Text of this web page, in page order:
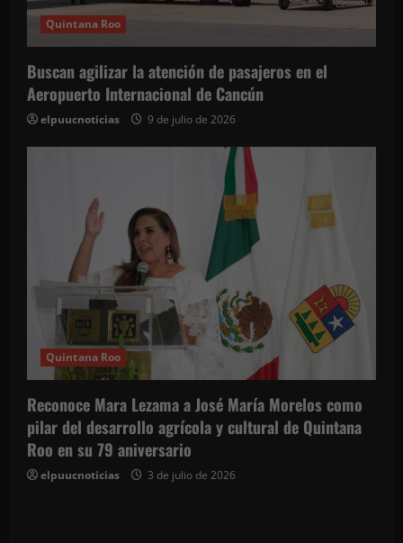
Quintana Roo
Buscan agilizar la atención de pasajeros en el
Aeropuerto Internacional de Cancún
elpuucnoticias 9 de julio de 2026
Quintana Roo
Reconoce Mara Lezama a José María Morelos como
pilar del desarrollo agrícola y cultural de Quintana
Roo en su 79 aniversario
elpuucnoticias 3 de julio de 2026